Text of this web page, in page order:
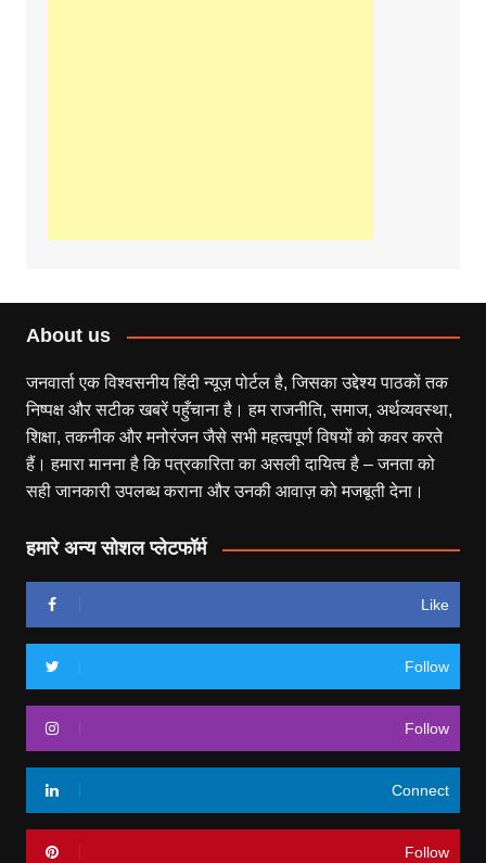
About us
जनवार्ता एक विश्वसनीय हिंदी न्यूज़ पोर्टल है, जिसका उद्देश्य पाठकों तक
निष्पक्ष और सटीक खबरें पहुँचाना है। हम राजनीति, समाज, अर्थव्यवस्था,
शिक्षा, तकनीक और मनोरंजन जैसे सभी महत्वपूर्ण विषयों को कवर करते
हैं। हमारा मानना है कि पत्रकारिता का असली दायित्व है – जनता को
सही जानकारी उपलब्ध कराना और उनकी आवाज़ को मजबूती देना।
हमारे अन्य सोशल प्लेटफॉर्म
Like
Follow
Follow
Connect
Follow